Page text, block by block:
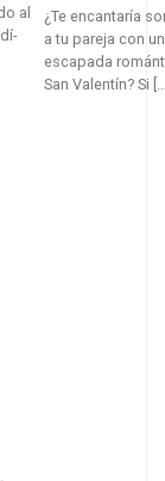
al
¿Te encantaría
a tu pareja con
escapada
San Valentín? Si